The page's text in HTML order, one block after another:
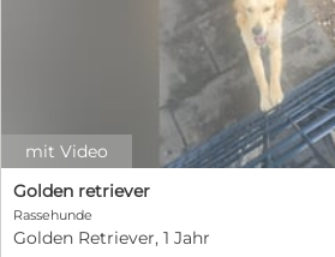
mit Video
Golden retriever
Rassehunde
Golden Retriever, 1 Jahr